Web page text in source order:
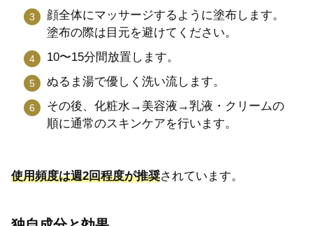
顔全体にマッサージするように塗布します。
塗布の際は目元を避けてください。
10〜15分間放置します。
ぬるま湯で優しく洗い流します。
その後、化粧水→美容液→乳液・クリームの
順に通常のスキンケアを行います。
使用頻度は週2回程度が推奨されています。